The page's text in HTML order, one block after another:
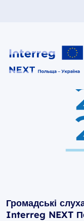
Громадські
Interreg NEXT